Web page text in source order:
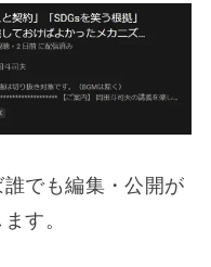
でも編集・公開が
す。